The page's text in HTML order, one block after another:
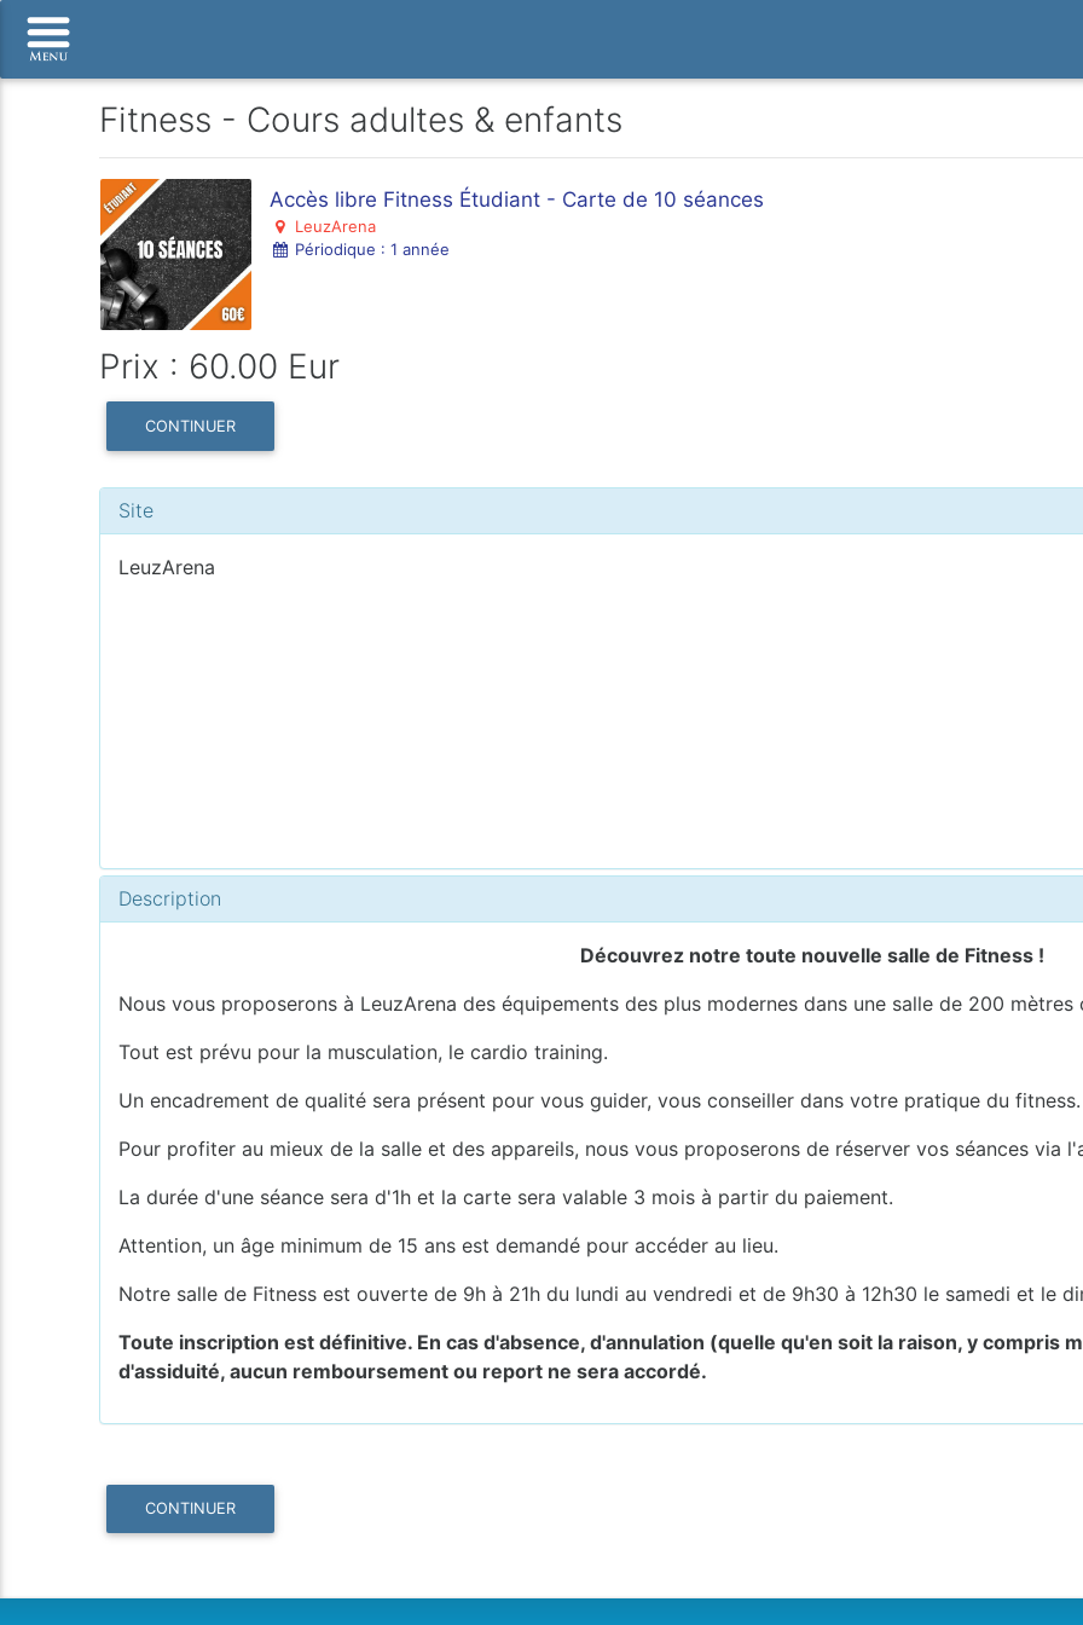
Fitness - Cours adultes & enfants
Accès libre Fitness Étudiant - Carte de 10 séances
LeuzArena
Périodique : 1 année
Prix : 60.00 Eur
CONTINUER
Site
LeuzArena
Description
Découvrez notre toute nouvelle salle de Fitness !
Nous vous proposerons à LeuzArena des équipements des plus modernes dans une salle de 200 mètres
Tout est prévu pour la musculation, le cardio training.
Un encadrement de qualité sera présent pour vous guider, vous conseiller dans votre pratique du fitness.
Pour profiter au mieux de la salle et des appareils, nous vous proposerons de réserver vos séances via
La durée d'une séance sera d'1h et la carte sera valable 3 mois à partir du paiement.
Attention, un âge minimum de 15 ans est demandé pour accéder au lieu.
Notre salle de Fitness est ouverte de 9h à 21h du lundi au vendredi et de 9h30 à 12h30 le samedi et le
Toute inscription est définitive. En cas d'absence, d'annulation (quelle qu'en soit la raison, y compris
d'assiduité, aucun remboursement ou report ne sera accordé.
CONTINUER